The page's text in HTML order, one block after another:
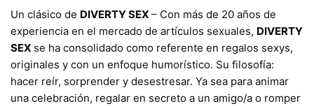
​Un clásico de DIVERTY SEX – Con más de 20 años de
experiencia en el mercado de artículos sexuales, DIVERTY
SEX se ha consolidado como referente en regalos sexys,
originales y con un enfoque humorístico. Su filosofía:
hacer reír, sorprender y desestresar. Ya sea para animar
una celebración, regalar en secreto a un amigo/a o romper